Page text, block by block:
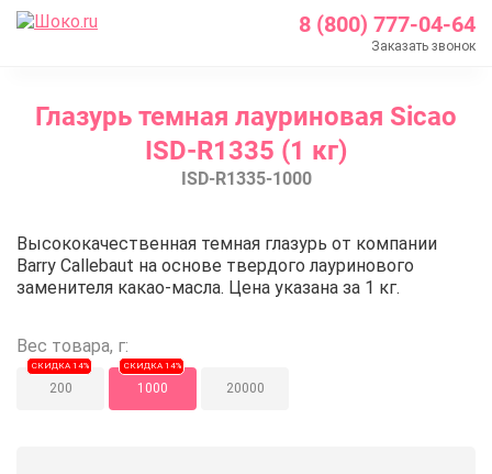
8 (800) 777-04-64
Заказать звонок
Каталог
Шоколад Barry Callebaut
Глазурь и покрытия
Глазурь темная лауриновая Sicao
ISD-R1335 (1 кг)
ISD-R1335-1000
Глазурь темная лауриновая
Высококачественная темная глазурь от компании
Barry Callebaut на основе твердого лауринового
заменителя какао-масла. Цена указана за 1 кг.
Вес товара, г:
СКИДКА 14%
200
СКИДКА 14%
1000 20000